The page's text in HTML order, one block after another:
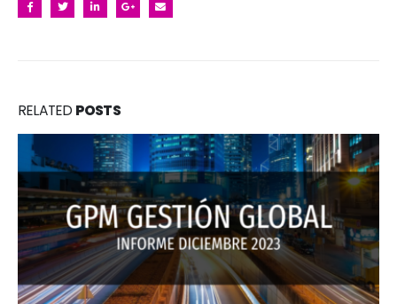
RELATED POSTS